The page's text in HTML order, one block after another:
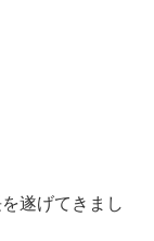
遂げてきまし